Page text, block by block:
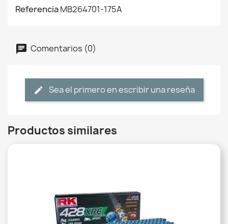
ReferenciaMB264701-175A
Comentarios (0)
Sea el primero en escribir una reseña
Productos similares